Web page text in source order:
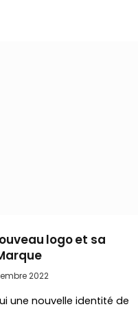
logo et sa
2022
une nouvelle identité de